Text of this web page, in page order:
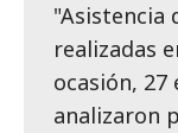
"Asistencia
realizadas
ocasión,
analizaron